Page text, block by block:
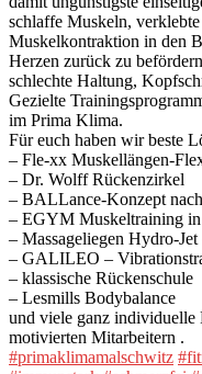
schlaffe Muskeln,
Muskelkontraktion in den
Herzen zurück zu
schlechte Haltung,
Gezielte
im Prima Klima.
Für euch haben wir beste
– Fle-xx Muskellängen-
– Dr. Wolff Rückenzirkel
– BALLance-Konzept
– EGYM Muskeltraining in
– Massageliegen Hydro-
– GALILEO –
– klassische Rückenschule
– Lesmills Bodybalance
und viele ganz individuelle
motivierten Mitarbeitern .
#primaklimamalschwitz